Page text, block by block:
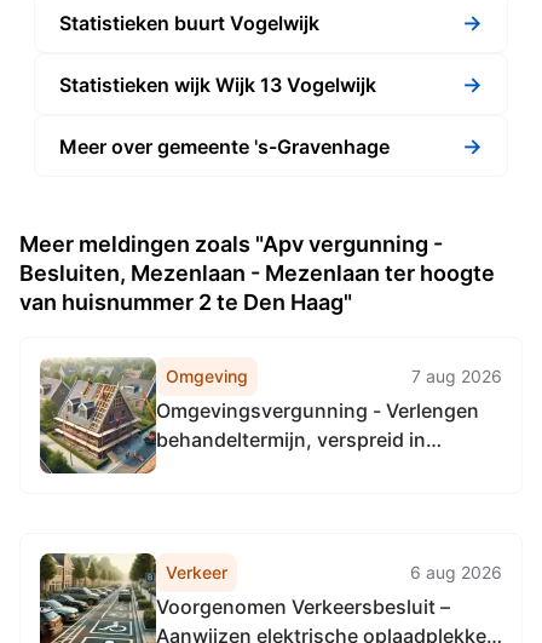
Statistieken buurt Vogelwijk →
Statistieken wijk Wijk 13 Vogelwijk →
Meer over gemeente 's-Gravenhage →
Meer meldingen zoals "Apv vergunning -
Besluiten, Mezenlaan - Mezenlaan ter hoogte
van huisnummer 2 te Den Haag"
Omgeving 7 aug 2026
Omgevingsvergunning - Verlengen
behandeltermijn, verspreid in
Verkeer 6 aug 2026
Voorgenomen Verkeersbesluit –
Aanwijzen elektrische oplaadplekken